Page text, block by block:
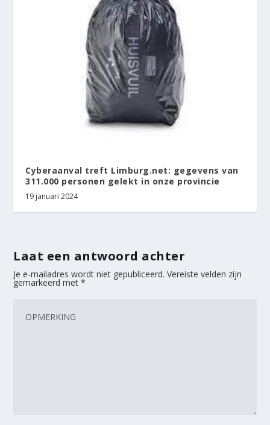
Cyberaanval treft Limburg.net: gegevens van
311.000 personen gelekt in onze provincie
19 januari 2024
Laat een antwoord achter
Je e-mailadres wordt niet gepubliceerd. Vereiste velden zijn
gemarkeerd met*